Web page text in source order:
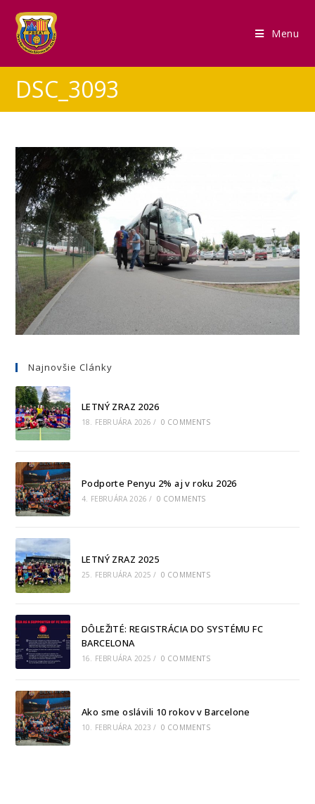
Menu
DSC_3093
Najnovšie Clánky
LETNÝ ZRAZ 2026
18. FEBRUÁRA 2026 / 0 COMMENTS
Podporte Penyu 2% aj v roku 2026
4. FEBRUÁRA 2026 / 0 COMMENTS
LETNÝ ZRAZ 2025
25. FEBRUÁRA 2025 / 0 COMMENTS
DÔLEŽITÉ: REGISTRÁCIA DO SYSTÉMU FC
BARCELONA
16. FEBRUÁRA 2025 / 0 COMMENTS
Ako sme oslávili 10 rokov v Barcelone
10. FEBRUÁRA 2023 / 0 COMMENTS